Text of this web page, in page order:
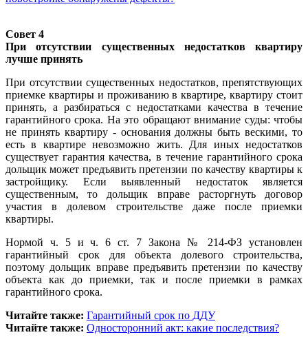
Совет 4
При отсутствии существенных недостатков квартиру
лучше принять
При отсутствии существенных недостатков, препятствующих
приемке квартиры и проживанию в квартире, квартиру стоит
принять, а разбираться с недостатками качества в течение
гарантийного срока. На это обращают внимание суды: чтобы
не принять квартиру - основания должны быть вескими, то
есть в квартире невозможно жить. Для иных недостатков
существует гарантия качества, в течение гарантийного срока
дольщик может предъявить претензии по качеству квартиры к
застройщику. Если выявленный недостаток является
существенным, то дольщик вправе расторгнуть договор
участия в долевом строительстве даже после приемки
квартиры.
Нормой ч. 5 и ч. 6 ст. 7 Закона № 214-ФЗ установлен
гарантийный срок для объекта долевого строительства,
поэтому дольщик вправе предъявить претензии по качеству
объекта как до приемки, так и после приемки в рамках
гарантийного срока.
Читайте также: Гарантийный срок по ДДУ
Читайте также: Односторонний акт: какие последствия?